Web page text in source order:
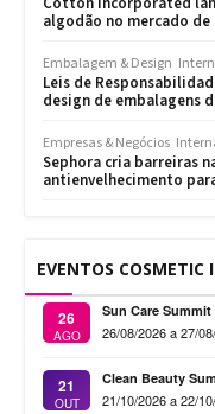
algodão no mercado
Embalagem & Design
Leis de
design de embalagens
Empresas & Negócios
Sephora cria barreiras
antienvelhecimento
EVENTOS
26
AGO
Sun Care Summit
26/08/2026 a 27/
21
OUT
Clean Beauty
21/10/2026 a 22/